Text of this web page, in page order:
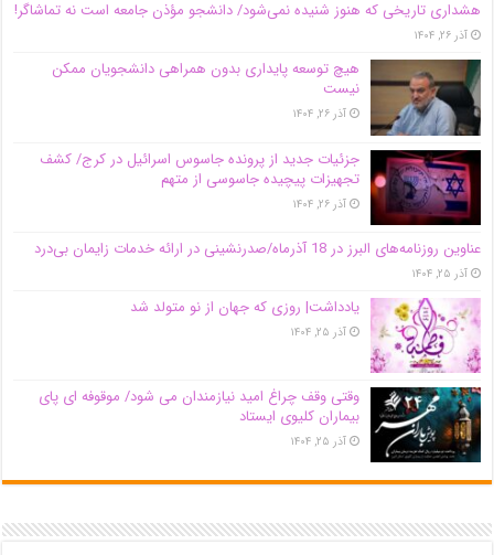
هشداری تاریخی که هنوز شنیده نمی‌شود/ دانشجو مؤذن جامعه است نه تماشاگر!
آذر ۲۶, ۱۴۰۴
هیچ توسعه پایداری بدون همراهی دانشجویان ممکن
نیست
آذر ۲۶, ۱۴۰۴
جزئیات جدید از پرونده جاسوس اسرائیل در کرج/‌ کشف
تجهیزات پیچیده جاسوسی از متهم
آذر ۲۶, ۱۴۰۴
عناوین روزنامه‌های البرز در ‌18 آذرماه/صدرنشینی در ارائه خدمات زایمان بی‌درد
آذر ۲۵, ۱۴۰۴
یادداشت| روزی که جهان از نو متولد شد
آذر ۲۵, ۱۴۰۴
وقتی وقف چراغ امید نیازمندان می شود/ موقوفه ای پای
بیماران کلیوی ایستاد
آذر ۲۵, ۱۴۰۴